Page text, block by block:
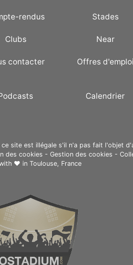
rendus Stades
Clubs Near
contacter Offres d'emploi
Calendrier
site est illégale s'il n'a pas fait l'objet
des cookies - Gestion des cookies -
❤ in Toulouse, France